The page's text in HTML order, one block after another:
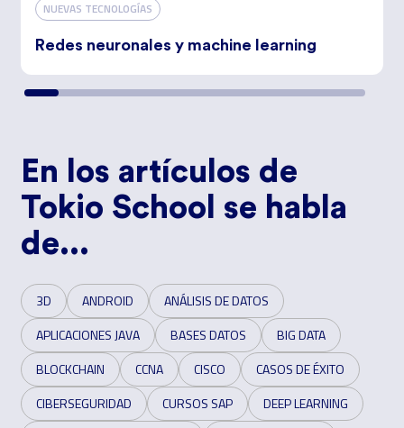
NUEVAS TECNOLOGÍAS
Redes neuronales y machine learning
En los artículos de
Tokio School se habla
de...
3D ANDROID
ANÁLISIS DE DATOS
APLICACIONES JAVA
BASES DATOS
BIG DATA
BLOCKCHAIN
CCNA CISCO
CASOS DE ÉXITO
CIBERSEGURIDAD
CURSOS SAP
DEEP LEARNING